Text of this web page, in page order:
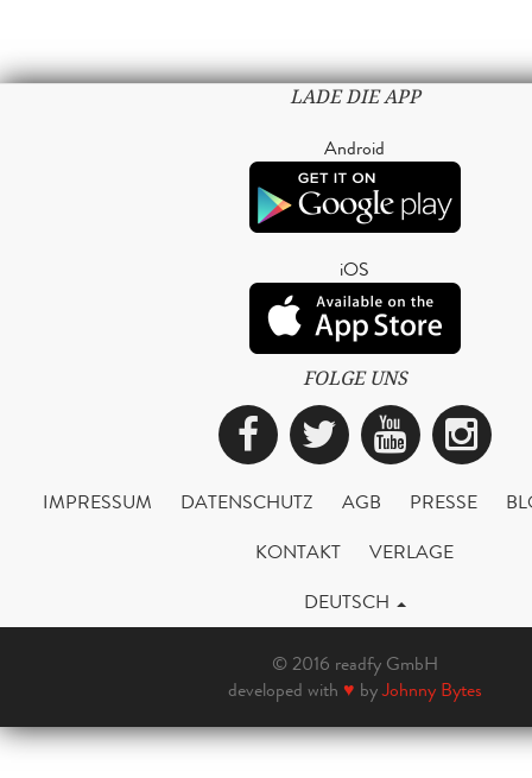
LADE DIE APP
Android
iOS
FOLGE UNS
Facebook
Twitter
IMPRESSUM DATENSCHUTZ AGB PRESSE
KONTAKT
VERLAGE
DEUTSCH
© 2016 readfy GmbH
developed with ♥ byJohnny Bytes